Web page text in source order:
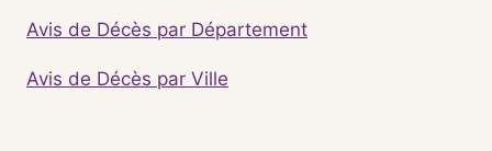
Avis de Décès par Département
Avis de Décès par Ville